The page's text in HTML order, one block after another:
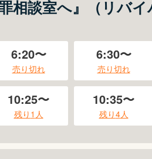
相談室へ』（リバイ
6:20〜
売り切れ
6:30〜
売り切れ
10:25〜
残り 1 人
10:35〜
残り4人